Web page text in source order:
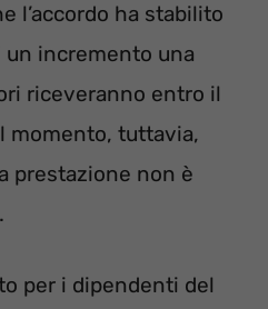
l’accordo ha stabilito
un incremento una
riceveranno entro il
momento, tuttavia,
prestazione non è
per i dipendenti del